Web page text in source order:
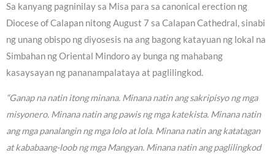
Sa kanyang pagninilay sa Misa para sa canonical erection ng
Diocese of Calapan nitong August 7 sa Calapan Cathedral, sinabi
ng unang obispo ng diyosesis na ang bagong katayuan ng lokal na
Simbahan ng Oriental Mindoro ay bunga ng mahabang
kasaysayan ng pananampalataya at paglilingkod.
“Ganap na natin itong minana. Minana natin ang sakripisyo ng mga
misyonero. Minana natin ang pawis ng mga katekista. Minana natin
ang mga panalangin ng mga lolo at lola. Minana natin ang katatagan
at kababaang-loob ng mga Mangyan. Minana natin ang paglilingkod